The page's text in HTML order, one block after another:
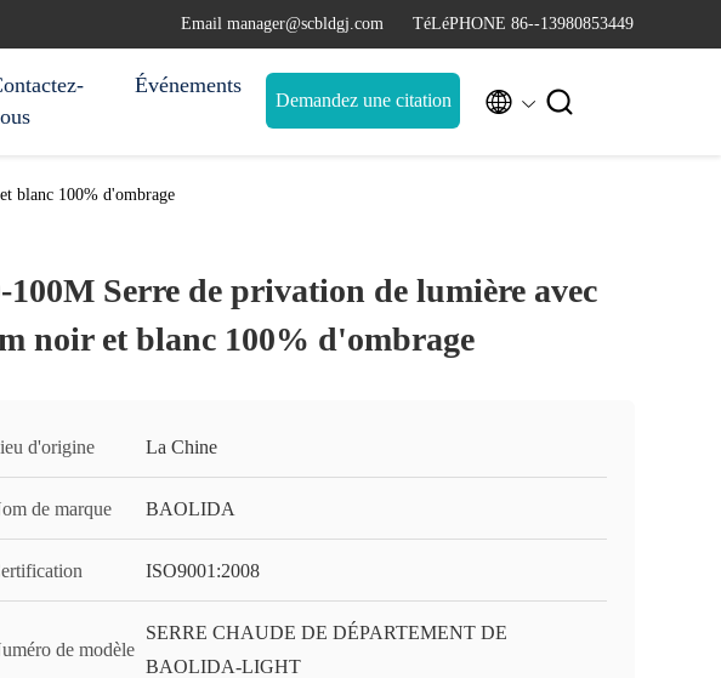
Email manager@scbldgj.com TéLéPHONE 86--13980853449
Événements
Demandez une citation  
blanc 100% d'ombrage
100M Serre de privation de lumière avec
noir et blanc 100% d'ombrage
d'origine La Chine
de marque BAOLIDA
ISO9001:2008
de modèle
SERRE CHAUDE DE DÉPARTEMENT DE
BAOLIDA-LIGHT